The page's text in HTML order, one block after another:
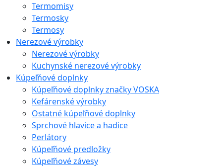
Termomisy
Termosky
Termosy
Nerezové výrobky
Nerezové výrobky
Kuchynské nerezové výrobky
Kúpeľňové doplnky
Kúpeľňové doplnky značky VOSKA
Kefárenské výrobky
Ostatné kúpeľňové doplnky
Sprchové hlavice a hadice
Perlátory
Kúpeľňové predložky
Kúpeľňové závesy